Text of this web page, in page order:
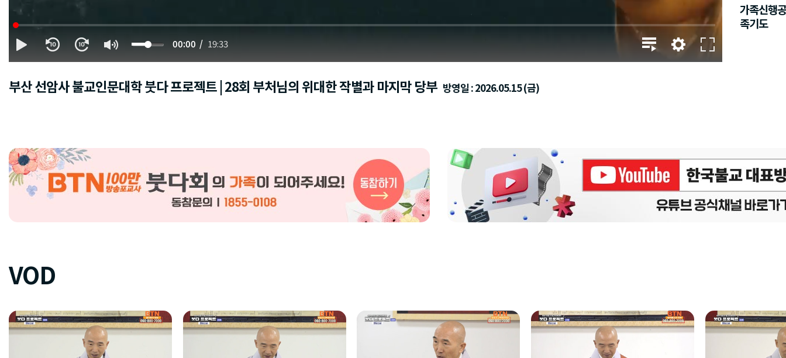
00:00 19:33
정
가족신행
족기도
부산 선암사 불교인문대학 붓다 프로젝트 | 28회 부처님의 위대한 작별과 마지막 당부 방영일 : 2026.05.15 (금)